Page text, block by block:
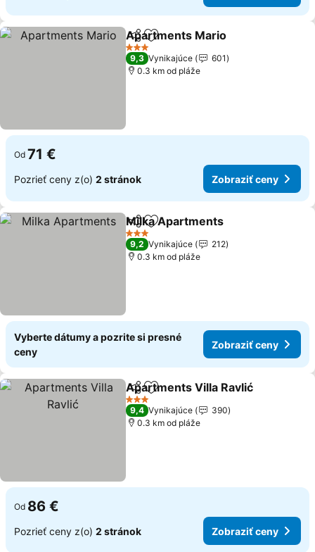
ZdieľaťPridať do obľúbených
Apartments Mario
3 Počet hviezdičiek
9,3 Vynikajúce
601
0.3 km od pláže
Od 71 €
Pozrieť ceny z(o) 2 stránok Zobraziť ceny
ZdieľaťPridať do obľúbených
Milka Apartments
3 Počet hviezdičiek
9,2 Vynikajúce
212
0.3 km od pláže
Vyberte dátumy a pozrite si presné
ceny
Zobraziť ceny
ZdieľaťPridať do obľúbených
Apartments Villa Ravlić
3 Počet hviezdičiek
9,4 Vynikajúce
390
0.3 km od pláže
Od 86 €
Pozrieť ceny z(o) 2 stránok Zobraziť ceny